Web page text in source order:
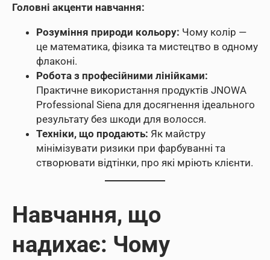
Головні акценти навчання:
Розуміння природи кольору: Чому колір —
це математика, фізика та мистецтво в одному
флаконі.
Робота з професійними лінійками:
Практичне використання продуктів JNOWA
Professional Siena для досягнення ідеального
результату без шкоди для волосся.
Техніки, що продають: Як майстру
мінімізувати ризики при фарбуванні та
створювати відтінки, про які мріють клієнти.
Навчання, що
надихає: Чому